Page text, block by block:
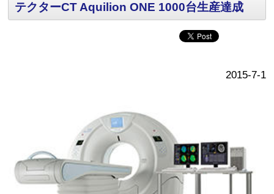
テクターCT Aquilion ONE 1000台生産達成
2015-7-1